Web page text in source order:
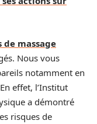
massage
Nous vous
notamment en
effet, l’Institut
a démontré
risques de